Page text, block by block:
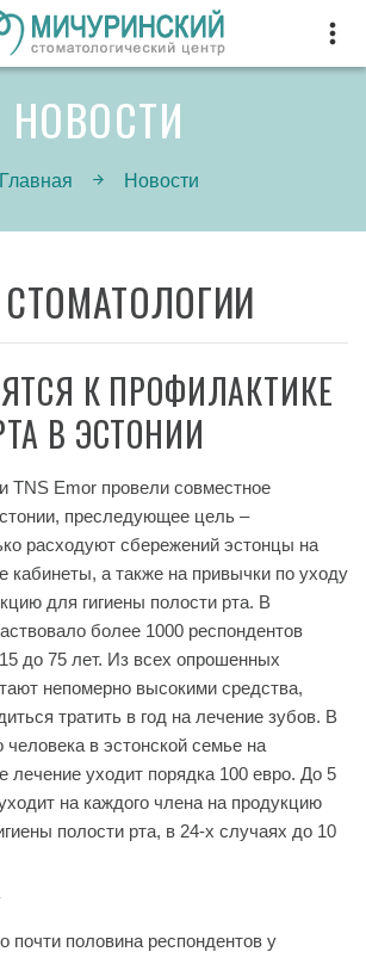
НОВОСТИ
Главная Новости
К ПРОФИЛАКТИКЕ
В ЭСТОНИИ
TNS Emor провели совместное
преследующее цель –
расходуют сбережений эстонцы на
кабинеты, а также на привычки по уходу
для гигиены полости рта. В
более 1000 респондентов
до 75 лет. Из всех опрошенных
непомерно высокими средства,
тратить в год на лечение зубов. В
человека в эстонской семье на
лечение уходит порядка 100 евро. До 5
на каждого члена на продукцию
полости рта, в 24-х случаях до 10
почти половина респондентов у